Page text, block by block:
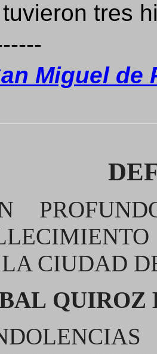
tres
Miguel de
CIUDAD
QUIROZ